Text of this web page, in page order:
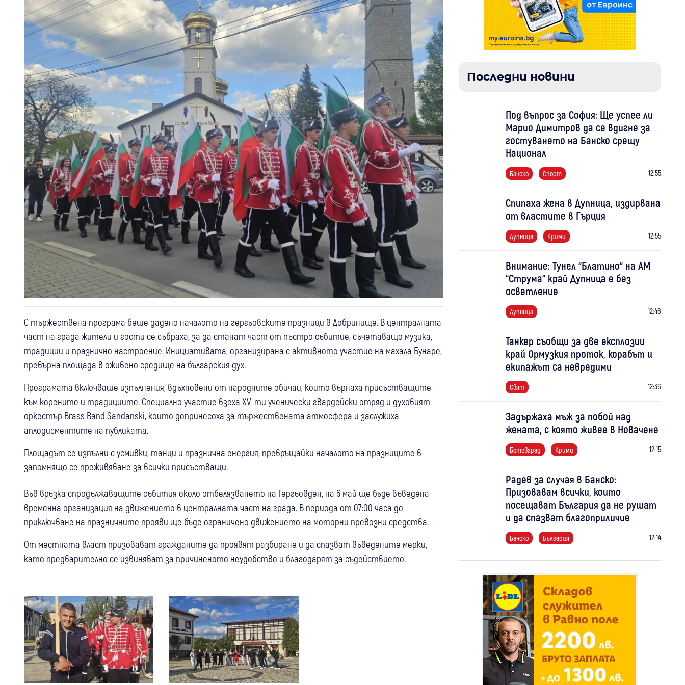
С тържествена програма беше дадено началото на гергьовските празници в Добринище. В централната
част на града жители и гости се събраха, за да станат част от пъстро събитие, съчетаващо музика,
традиции и празнично настроение. Инициативата, организирана с активното участие на махала Бунаре,
превърна площада в оживено средище на българския дух.
Програмата включваше изпълнения, вдъхновени от народните обичаи, които върнаха присъстващите
към корените и традициите. Специално участие взеха XV-ти ученически гвардейски отряд и духовият
оркестър Brass Band Sandanski, които допринесоха за тържествената атмосфера и заслужиха
аплодисментите на публиката.
Площадът се изпълни с усмивки, танци и празнична енергия, превръщайки началото на празниците в
запомнящо се преживяване за всички присъстващи.
Във връзка спродължаващите събития около отбелязването на Гергьовден, на 6 май ще бъде въведена
временна организация на движението в централната част на града. В периода от 07:00 часа до
приключване на празничните прояви ще бъде ограничено движението на моторни превозни средства.
От местната власт призовават гражданите да проявят разбиране и да спазват въведените мерки,
като предварително се извиняват за причиненото неудобство и благодарят за съдействието.
30 юли
Банско 30 юли
Последни новини
Под въпрос за София: Ще успее ли
Марио Димитров да се вдигне за
гостуването на Банско срещу
Национал
Банско Спорт 12:55
Спипаха жена в Дупница, издирвана
от властите в Гърция
Дупница Крими 12:55
Внимание: Тунел “Блатино“ на АМ
“Струма“ край Дупница е без
осветление
Дупница 12:46
Танкер съобщи за две експлозии
край Ормузкия проток, корабът и
екипажът са невредими
Свят 12:36
Задържаха мъж за побой над
жената, с която живее в Новачене
Ботевград Крими 12:15
Радев за случая в Банско:
Призовавам всички, които
посещават България да не рушат
и да спазват благоприличие
Банско България 12:14